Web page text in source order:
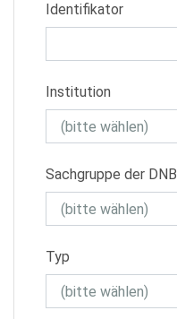
Identifikator
Institution
Sachgruppe der DNB
Typ